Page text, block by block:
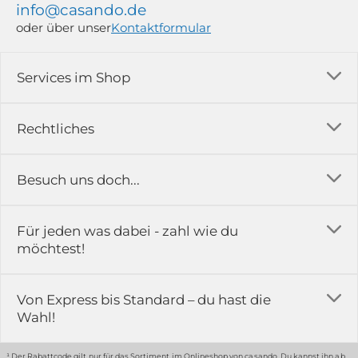
Rechtliches
Impressum
Rückgabe & Reklamation
Widerrufsrecht
Datenschutz-Einstellung
Services im Shop
Versandkosten
Erfahrungsberichte & Bewertungen
Kontakt
Karriere
Gewerbekunden
Grounding Page
Besuch uns doch...
in der Ausstellung...
51789 Lindlar
Hinweis:
info@casando.de
oder über unserKontaktformular
Für jeden was dabei - zahl wie du
möchtest!
Von Express bis Standard – du hast die
Wahl!